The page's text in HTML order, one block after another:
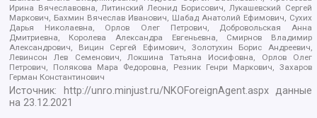
Ирина Вячеславовна, Литинский Леонид Борисович, Лукашевский Сергей
Маркович, Бахмин Вячеслав Иванович, Шабад Анатолий Ефимович, Сухих
Дарья Николаевна, Орлов Олег Петрович, Добровольская Анна
Дмитриевна, Королева Александра Евгеньевна, Смирнов Владимир
Александрович, Вицин Сергей Ефимович, Золотухин Борис Андреевич,
Левинсон Лев Семенович, Локшина Татьяна Иосифовна, Орлов Олег
Петрович, Полякова Мара Федоровна, Резник Генри Маркович, Захаров
Герман Константинович
Источник: http://unro.minjust.ru/NKOForeignAgent.aspxданные
на23.12.2021